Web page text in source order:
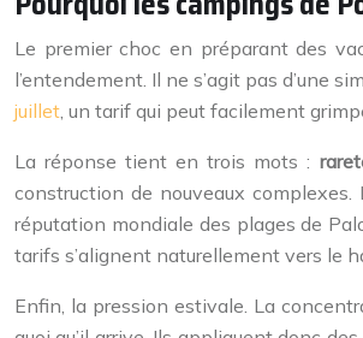
Le premier choc en préparant des
l’entendement. Il ne s’agit pas d’une
juillet, un tarif qui peut facilement
La réponse tient en trois mots :
construction de nouveaux
réputation mondiale des plages de
tarifs s’alignent naturellement vers le
Enfin, la pression estivale. La